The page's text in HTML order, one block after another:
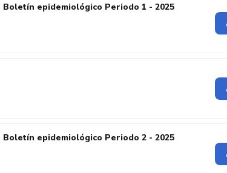
epidemiológico Periodo 1 - 2025
epidemiológico Periodo 2 - 2025